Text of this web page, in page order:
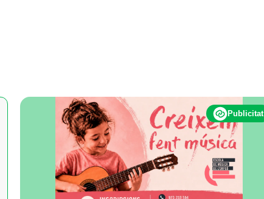
Publicitat